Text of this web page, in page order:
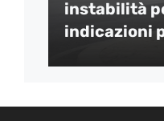
instabilità
indicazioni